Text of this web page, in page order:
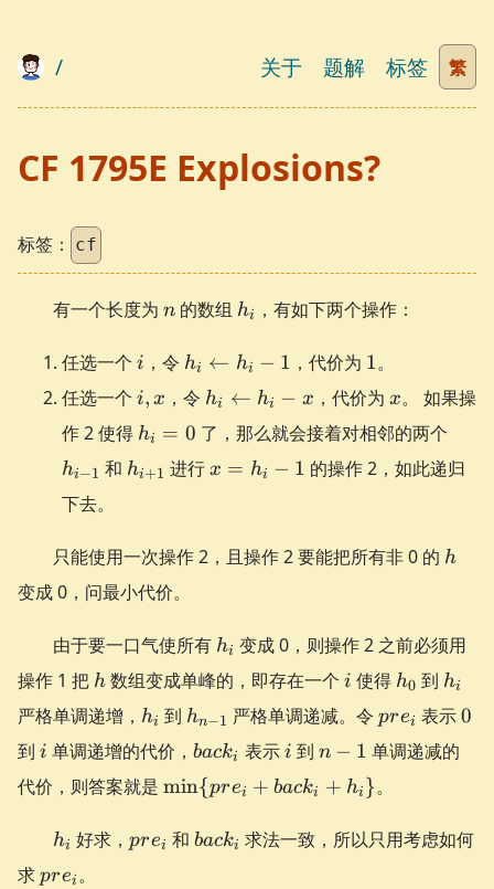
/ 关于 题解 标签 繁
CF 1795E Explosions?
标签： cf
有一个长度为 n
n 的数组 h_i
hi ，有如下两个操作：
任选一个 i
i ，令 h_i
h_i -
1
hi ← hi − 1 ，代价为 1
1。
任选一个 i,
i, x ，令 h_i
h_i -
x
hi ← hi − x ，代价为 x
x。 如果操
作 2 使得 h_i
0
hi = 0 了，那么就会接着对相邻的两个
hi−1 和 h_{i+1}
hi+1 进行 x
x = hi − 1 的操作 2，如此递归
下去。
只能使用一次操作 2，且操作 2 要能把所有非 0 的 h
h
变成 0，问最小代价。
由于要一口气使所有 h_i
hi 变成 0，则操作 2 之前必须用
操作 1 把 h
h 数组变成单峰的，即存在一个 i
i 使得 h_0
h0 到 h_i
hi
严格单调递增， h_i
hi 到 h_{n-
hn−1 严格单调递减。令 pre_i
prei 表示0
0
到 i
i 单调递增的代价， back_i
backi 表示i
i 到 n-
n − 1 单调递减的
代价，则答案就是 \min\
{pre_i
+
back_i
min{prei + backi + hi }。
h_i
hi 好求， pre_i
prei 和 back_i
backi 求法一致，所以只用考虑如何
求pre_i
prei 。